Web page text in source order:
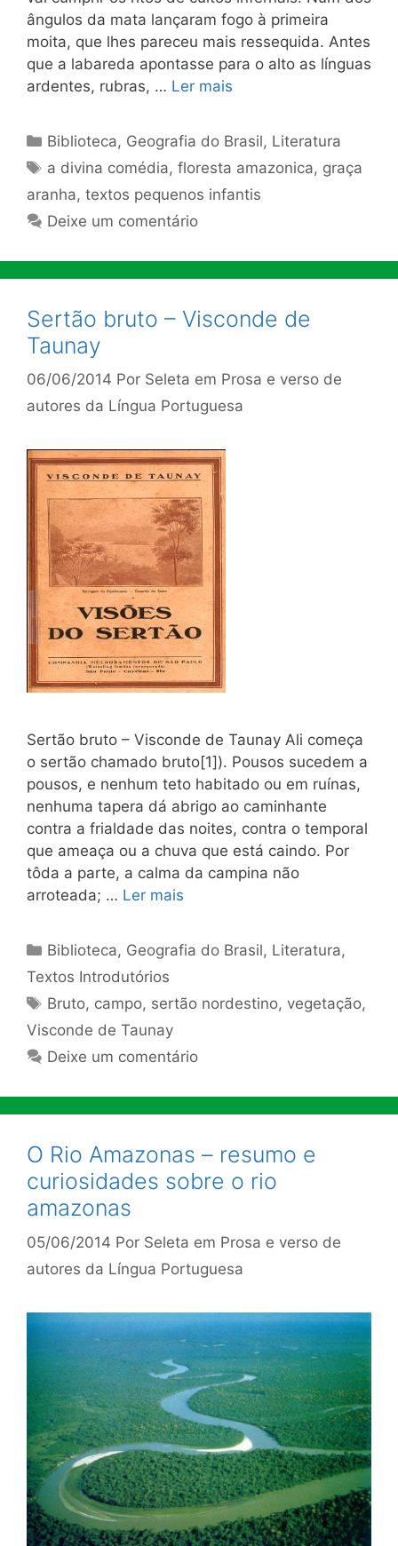
ângulos da mata lançaram fogo à primeira
moita, que lhes pareceu mais ressequida. Antes
que a labareda apontasse para o alto as línguas
ardentes, rubras, … Ler mais
Categorias
Biblioteca, Geografia do Brasil, Literatura
Tags
a divina comédia,floresta amazonica, graça
aranha, textos pequenos infantis
Deixe um comentário
Sertão bruto – Visconde de
Taunay
06/06/2014 Por Seleta em Prosa e verso de
autores da Língua Portuguesa
Sertão bruto – Visconde de Taunay Ali começa
o sertão chamado bruto[1]). Pousos sucedem a
pousos, e nenhum teto habitado ou em ruí­nas,
nenhuma tapera dá abrigo ao caminhante
contra a frialdade das noites, contra o temporal
que ameaça ou a chuva que está caindo. Por
tôda a parte, a calma da campina não
arroteada; … Ler mais
Categorias
Biblioteca, Geografia do Brasil, Literatura,
Textos Introdutórios
Tags
Bruto, campo, sertão nordestino, vegetação,
Visconde de Taunay
Deixe um comentário
O Rio Amazonas – resumo e
curiosidades sobre o rio
amazonas
05/06/2014 Por Seleta em Prosa e verso de
autores da Língua Portuguesa